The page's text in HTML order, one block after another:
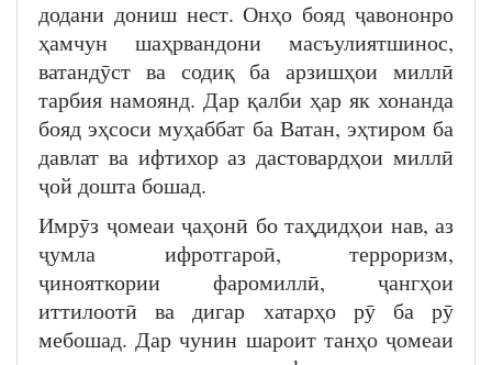
додани дониш нест. Онҳо бояд ҷавононро
ҳамчун шаҳрвандони масъулиятшинос,
ватандӯст ва содиқ ба арзишҳои миллӣ
тарбия намоянд. Дар қалби ҳар як хонанда
бояд эҳсоси муҳаббат ба Ватан, эҳтиром ба
давлат ва ифтихор аз дастовардҳои миллӣ
ҷой дошта бошад.
Имрӯз ҷомеаи ҷаҳонӣ бо таҳдидҳои нав, аз
ҷумла ифротгароӣ, терроризм,
ҷинояткории фаромиллӣ, ҷангҳои
иттилоотӣ ва дигар хатарҳо рӯ ба рӯ
мебошад. Дар чунин шароит танҳо ҷомеаи